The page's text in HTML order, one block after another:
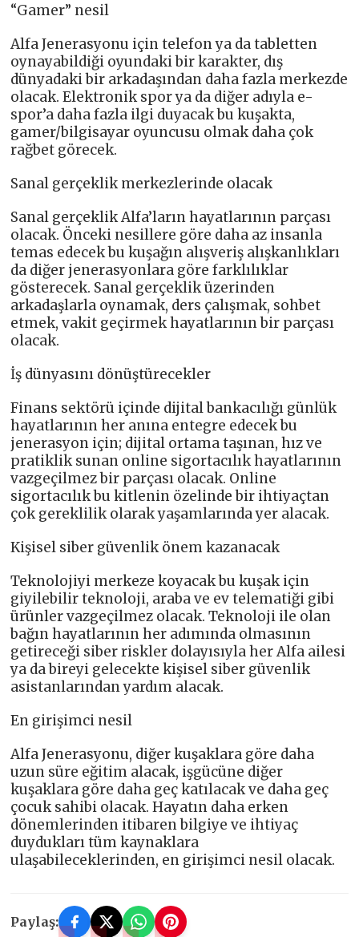
“Gamer” nesil
Alfa Jenerasyonu için telefon ya da tabletten
oynayabildiği oyundaki bir karakter, dış
dünyadaki bir arkadaşından daha fazla merkezde
olacak. Elektronik spor ya da diğer adıyla e-
spor’a daha fazla ilgi duyacak bu kuşakta,
gamer/bilgisayar oyuncusu olmak daha çok
rağbet görecek.
Sanal gerçeklik merkezlerinde olacak
Sanal gerçeklik Alfa’ların hayatlarının parçası
olacak. Önceki nesillere göre daha az insanla
temas edecek bu kuşağın alışveriş alışkanlıkları
da diğer jenerasyonlara göre farklılıklar
gösterecek. Sanal gerçeklik üzerinden
arkadaşlarla oynamak, ders çalışmak, sohbet
etmek, vakit geçirmek hayatlarının bir parçası
olacak.
İş dünyasını dönüştürecekler
Finans sektörü içinde dijital bankacılığı günlük
hayatlarının her anına entegre edecek bu
jenerasyon için; dijital ortama taşınan, hız ve
pratiklik sunan online sigortacılık hayatlarının
vazgeçilmez bir parçası olacak. Online
sigortacılık bu kitlenin özelinde bir ihtiyaçtan
çok gereklilik olarak yaşamlarında yer alacak.
Kişisel siber güvenlik önem kazanacak
Teknolojiyi merkeze koyacak bu kuşak için
giyilebilir teknoloji, araba ve ev telematiği gibi
ürünler vazgeçilmez olacak. Teknoloji ile olan
bağın hayatlarının her adımında olmasının
getireceği siber riskler dolayısıyla her Alfa ailesi
ya da bireyi gelecekte kişisel siber güvenlik
asistanlarından yardım alacak.
En girişimci nesil
Alfa Jenerasyonu, diğer kuşaklara göre daha
uzun süre eğitim alacak, işgücüne diğer
kuşaklara göre daha geç katılacak ve daha geç
çocuk sahibi olacak. Hayatın daha erken
dönemlerinden itibaren bilgiye ve ihtiyaç
duydukları tüm kaynaklara
ulaşabileceklerinden, en girişimci nesil olacak.
Paylaş: